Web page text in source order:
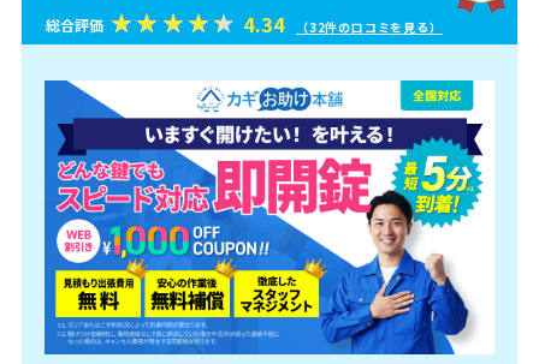
総合評価 4.34 （32件の口コミを見る）